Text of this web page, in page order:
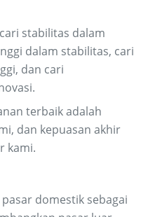
stabilitas dalam
dalam stabilitas, cari
dan cari
terbaik adalah
dan kepuasan akhir
kami.
domestik sebagai